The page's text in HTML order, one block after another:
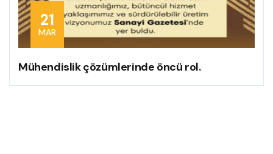
21
MAR
Mühendislik çözümlerinde öncü rol.